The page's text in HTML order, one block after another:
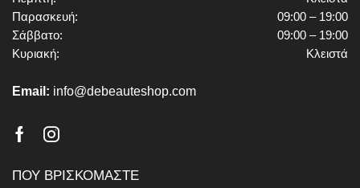
Κάντε μασάζ με μια ποσότητα μεγέθους μπιζελιού σε
καθαρά χέρια και πετσάκια.
Χρησιμοποιήστε την καθημερινά, όσο συχνά χρειάζεται.
Παρασκευή:
09:00 – 19:00
Σάββατο:
09:00 – 19:00
Κυριακή:
Κλειστά
Email: info@debeauteshop.com
FacebookInstagram
ΠΟΥ ΒΡΙΣΚΟΜΑΣΤΕ